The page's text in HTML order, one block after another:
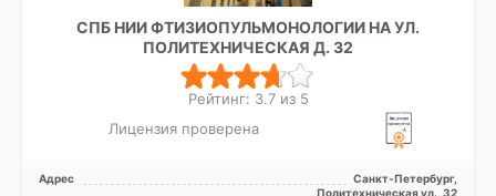
СПБ НИИ ФТИЗИОПУЛЬМОНОЛОГИИ НА УЛ.
ПОЛИТЕХНИЧЕСКАЯ Д. 32
Рейтинг: 3.7 из 5
Лицензия проверена
Адрес
Санкт-Петербург,
Политехническая ул., 32